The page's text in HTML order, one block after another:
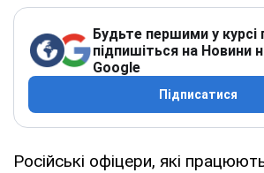
Будьте першими у курсі
підпишіться на Новини
Google
Підписатися
Російські офіцери, які